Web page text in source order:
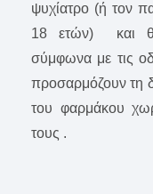
ψυχίατρο (ή τον
18 ετών) και
σύμφωνα με τις
προσαρμόζουν τη
του φαρμάκου
τους .